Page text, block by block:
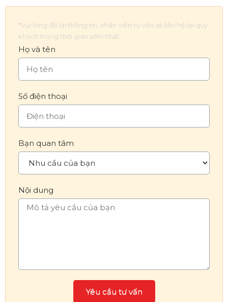
*Vui lòng để lại thông tin, nhân viên tư vấn sẽ liên hệ lại quý
khách trong thời gian sớm nhất
Họ và tên
Số điện thoại
Bạn quan tâm
Nội dung